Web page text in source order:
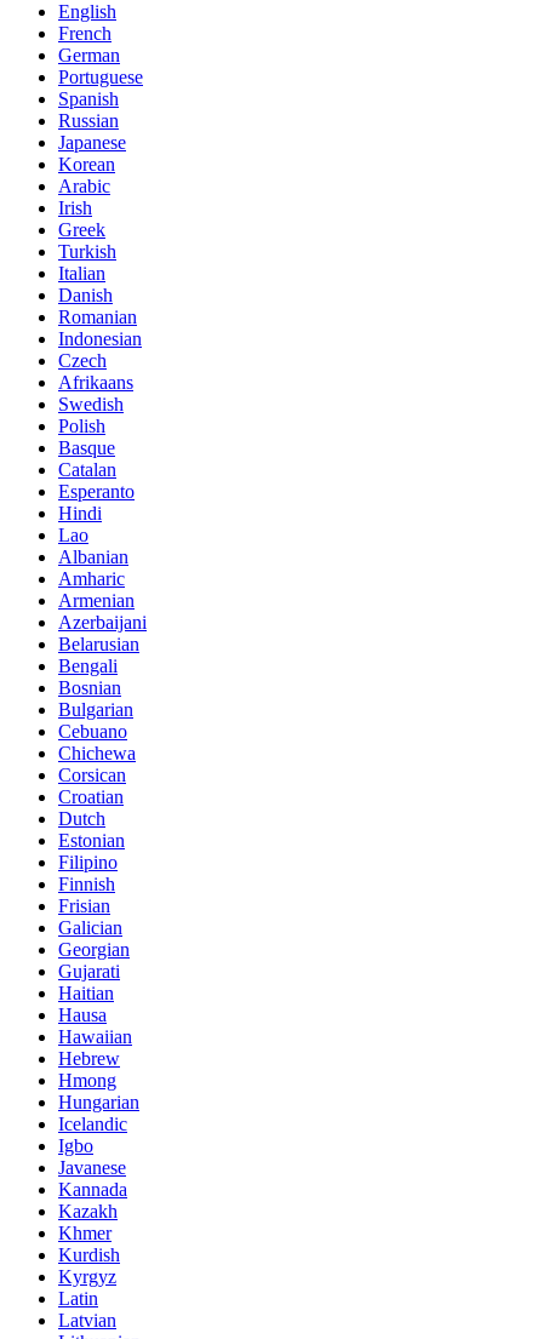
English
French
German
Portuguese
Spanish
Russian
Japanese
Korean
Arabic
Irish
Greek
Turkish
Italian
Danish
Romanian
Indonesian
Czech
Afrikaans
Swedish
Polish
Basque
Catalan
Esperanto
Hindi
Lao
Albanian
Amharic
Armenian
Azerbaijani
Belarusian
Bengali
Bosnian
Bulgarian
Cebuano
Chichewa
Corsican
Croatian
Dutch
Estonian
Filipino
Finnish
Frisian
Galician
Georgian
Gujarati
Haitian
Hausa
Hawaiian
Hebrew
Hmong
Hungarian
Icelandic
Igbo
Javanese
Kannada
Kazakh
Khmer
Kurdish
Kyrgyz
Latin
Latvian